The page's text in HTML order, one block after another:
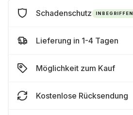
Schadenschutz INBEGRIFFEN
Lieferung in 1-4 Tagen
Möglichkeit zum Kauf
Kostenlose Rücksendung